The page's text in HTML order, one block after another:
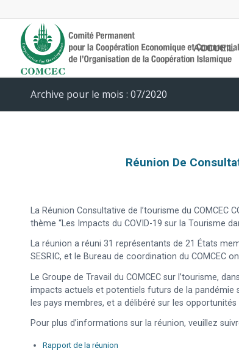
ACCUEIL
Archive pour le mois : 07/2020
Réunion De
La Réunion Consultative de l’tourisme du COMCEC
thème “Les Impacts du COVID-19 sur la Tourisme
La réunion a réuni 31 représentants de 21 États
SESRIC, et le Bureau de coordination du COMCEC
Le Groupe de Travail du COMCEC sur l’tourisme,
impacts actuels et potentiels futurs de la pandémie
les pays membres, et a délibéré sur les
Pour plus d’informations sur la réunion, veuillez
Rapport de la réunion